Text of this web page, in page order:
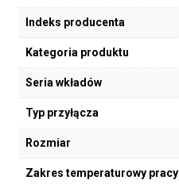
Indeks producenta
Kategoria produktu
Seria wkładów
Typ przyłącza
Rozmiar
Zakres temperaturowy pracy